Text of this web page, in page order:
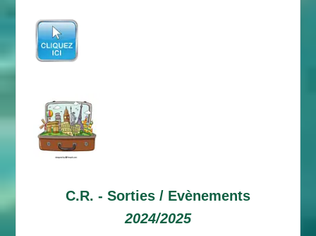
C.R. - Sorties / Evènements
2024/2025